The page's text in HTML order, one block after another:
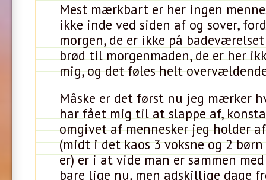
Mest mærkbart er her ingen
ikke inde ved siden af og sover,
morgen, de er ikke på
brød til morgenmaden, de er her
mig, og det føles helt
Måske er det først nu jeg mærker
har fået mig til at slappe af,
omgivet af mennesker jeg holder
(midt i det kaos 3 voksne og 2
er) er i at vide man er sammen
bare lige nu, men adskillige dage